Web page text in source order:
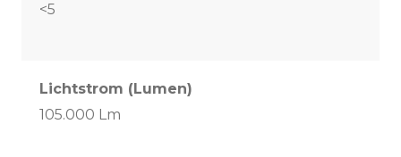
<5
Lichtstrom (Lumen)
105.000 Lm